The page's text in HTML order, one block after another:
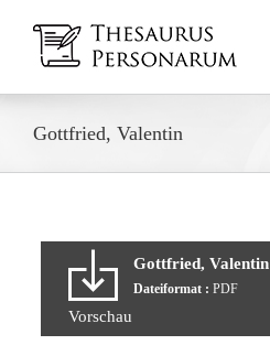
Inhalt
springen
Gottfried, Valentin
Gottfried, Valentin
Dateiformat : PDF
Vorschau